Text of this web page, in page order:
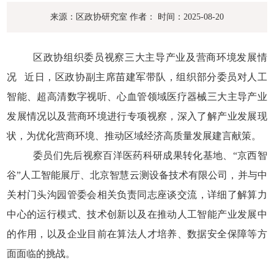
来源：区政协研究室 作者： 时间：2025-08-20
区政协组织委员视察三大主导产业及营商环境发展情
况
近日，区政协副主席苗建军带队，组织部分委员对人工
智能、超高清数字视听、心血管领域医疗器械三大主导产业
发展情况以及营商环境进行专项视察，深入了解产业发展现
状，为优化营商环境、推动区域经济高质量发展建言献策。
委员们先后视察百洋医药科研成果转化基地、“京西智
谷”人工智能展厅、北京智慧云测设备技术有限公司，并与中
关村门头沟园管委会相关负责同志座谈交流，详细了解算力
中心的运行模式、技术创新以及在推动人工智能产业发展中
的作用，以及企业目前在算法人才培养、数据安全保障等方
面面临的挑战。